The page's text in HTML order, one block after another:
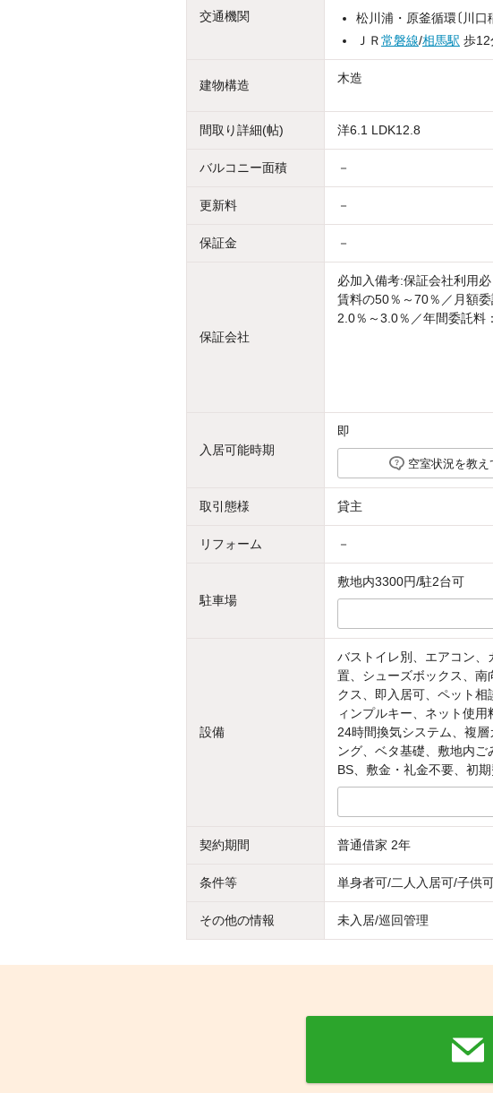
交通機関
松川浦・原釜循環〔川
ＪＲ常磐線/相馬駅 歩12
建物構造 木造
間取り詳細(帖) 洋6.1 LDK12.8
バルコニー面積 －
更新料 －
保証金 －
保証会社
必加入備考:保証会社利用
賃料の50％～70％／月額
2.0％～3.0％／年間委託料
入居可能時期
即
空室状況を教え
取引態様 貸主
リフォーム －
駐車場
敷地内3300円/駐2台可
設備
バストイレ別、エアコン
置、シューズボックス、南
クス、即入居可、ペット
ィンプルキー、ネット使
24時間換気システム、複
ング、ベタ基礎、敷地内
BS、敷金・礼金不要、初
契約期間 普通借家 2年
条件等 単身者可/二人入居可/子供
その他の情報 未入居/巡回管理